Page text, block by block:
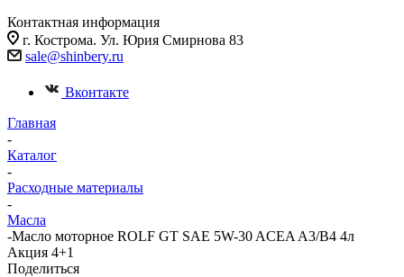
Контактная информация
г. Кострома. Ул. Юрия Смирнова 83
sale@shinbery.ru
Вконтакте
Главная
-
Каталог
-
Расходные материалы
-
Масла
-Масло мотоpное ROLF GT SAE 5W-30 ACEA A3/B4 4л
Акция 4+1
Поделиться